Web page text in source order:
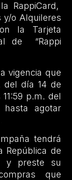
RappiCard,
y/o Alquileres
la Tarjeta
de “Rappi
vigencia que
del día 14 de
p.m. del
agotar
tendrá
República de
y preste su
que